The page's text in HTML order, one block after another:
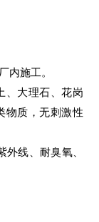
施工。
大理石、花岗
物质，无刺激性
线、耐臭氧、